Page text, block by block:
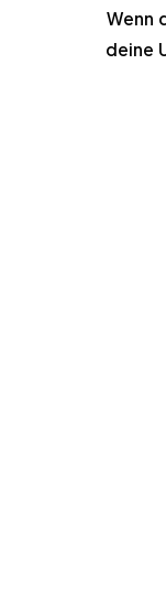
Wenn
deine